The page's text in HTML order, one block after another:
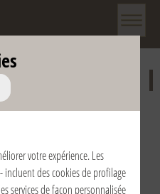
de don
votre expérience. Les
des cookies de profilage
services de façon personnalisée